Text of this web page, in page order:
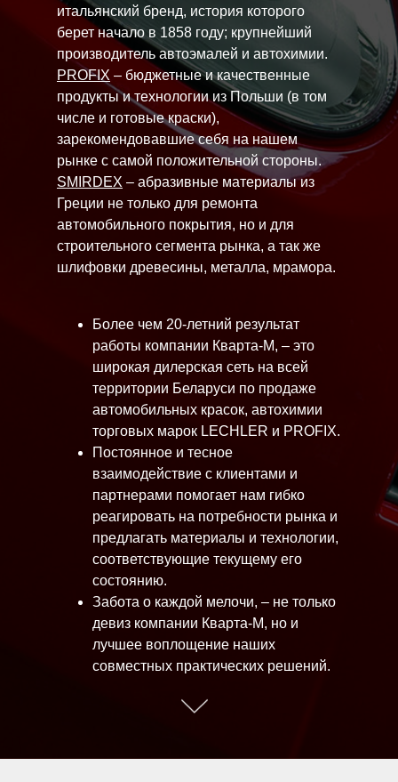
итальянский бренд, история которого
берет начало в 1858 году; крупнейший
производитель автоэмалей и автохимии.
PROFIX – бюджетные и качественные
продукты и технологии из Польши (в том
числе и готовые краски),
зарекомендовавшие себя на нашем
рынке с самой положительной стороны.
SMIRDEX – абразивные материалы из
Греции не только для ремонта
автомобильного покрытия, но и для
строительного сегмента рынка, а так же
шлифовки древесины, металла, мрамора.
Более чем 20-летний результат
работы компании Кварта-М, – это
широкая дилерская сеть на всей
территории Беларуси по продаже
автомобильных красок, автохимии
торговых марок LECHLER и PROFIX.
Постоянное и тесное
взаимодействие с клиентами и
партнерами помогает нам гибко
реагировать на потребности рынка и
предлагать материалы и технологии,
соответствующие текущему его
состоянию.
Забота о каждой мелочи, – не только
девиз компании Кварта-М, но и
лучшее воплощение наших
совместных практических решений.